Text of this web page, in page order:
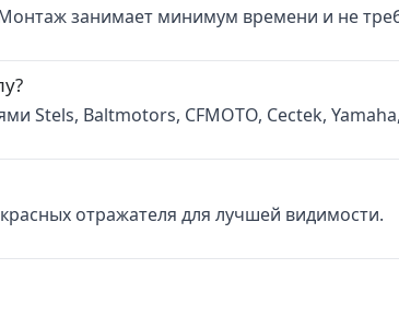
занимает минимум времени и не
Stels, Baltmotors, CFMOTO, Cectek,
отражателя для лучшей видимости.